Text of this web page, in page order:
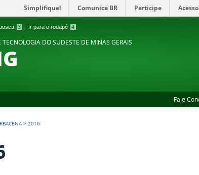
3 Ir para o rodapé 4
Simplifique! Comunica BR Participe
DO SUDESTE DE MINAS GERAIS
Fale
>2016